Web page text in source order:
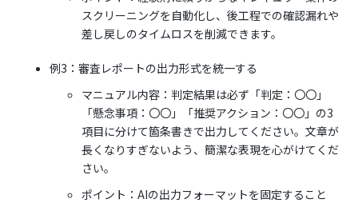
スクリーニングを自動化し、後工程での確認漏れや
差し戻しのタイムロスを削減できます。
例3：審査レポートの出力形式を統一する
マニュアル内容：判定結果は必ず「判定：〇〇」
「懸念事項：〇〇」「推奨アクション：〇〇」の3
項目に分けて箇条書きで出力してください。文章が
長くなりすぎないよう、簡潔な表現を心がけてくだ
さい。
ポイント：AIの出力フォーマットを固定すること